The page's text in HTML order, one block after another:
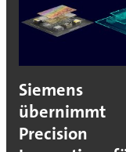
Siemens
übernimmt
Precision